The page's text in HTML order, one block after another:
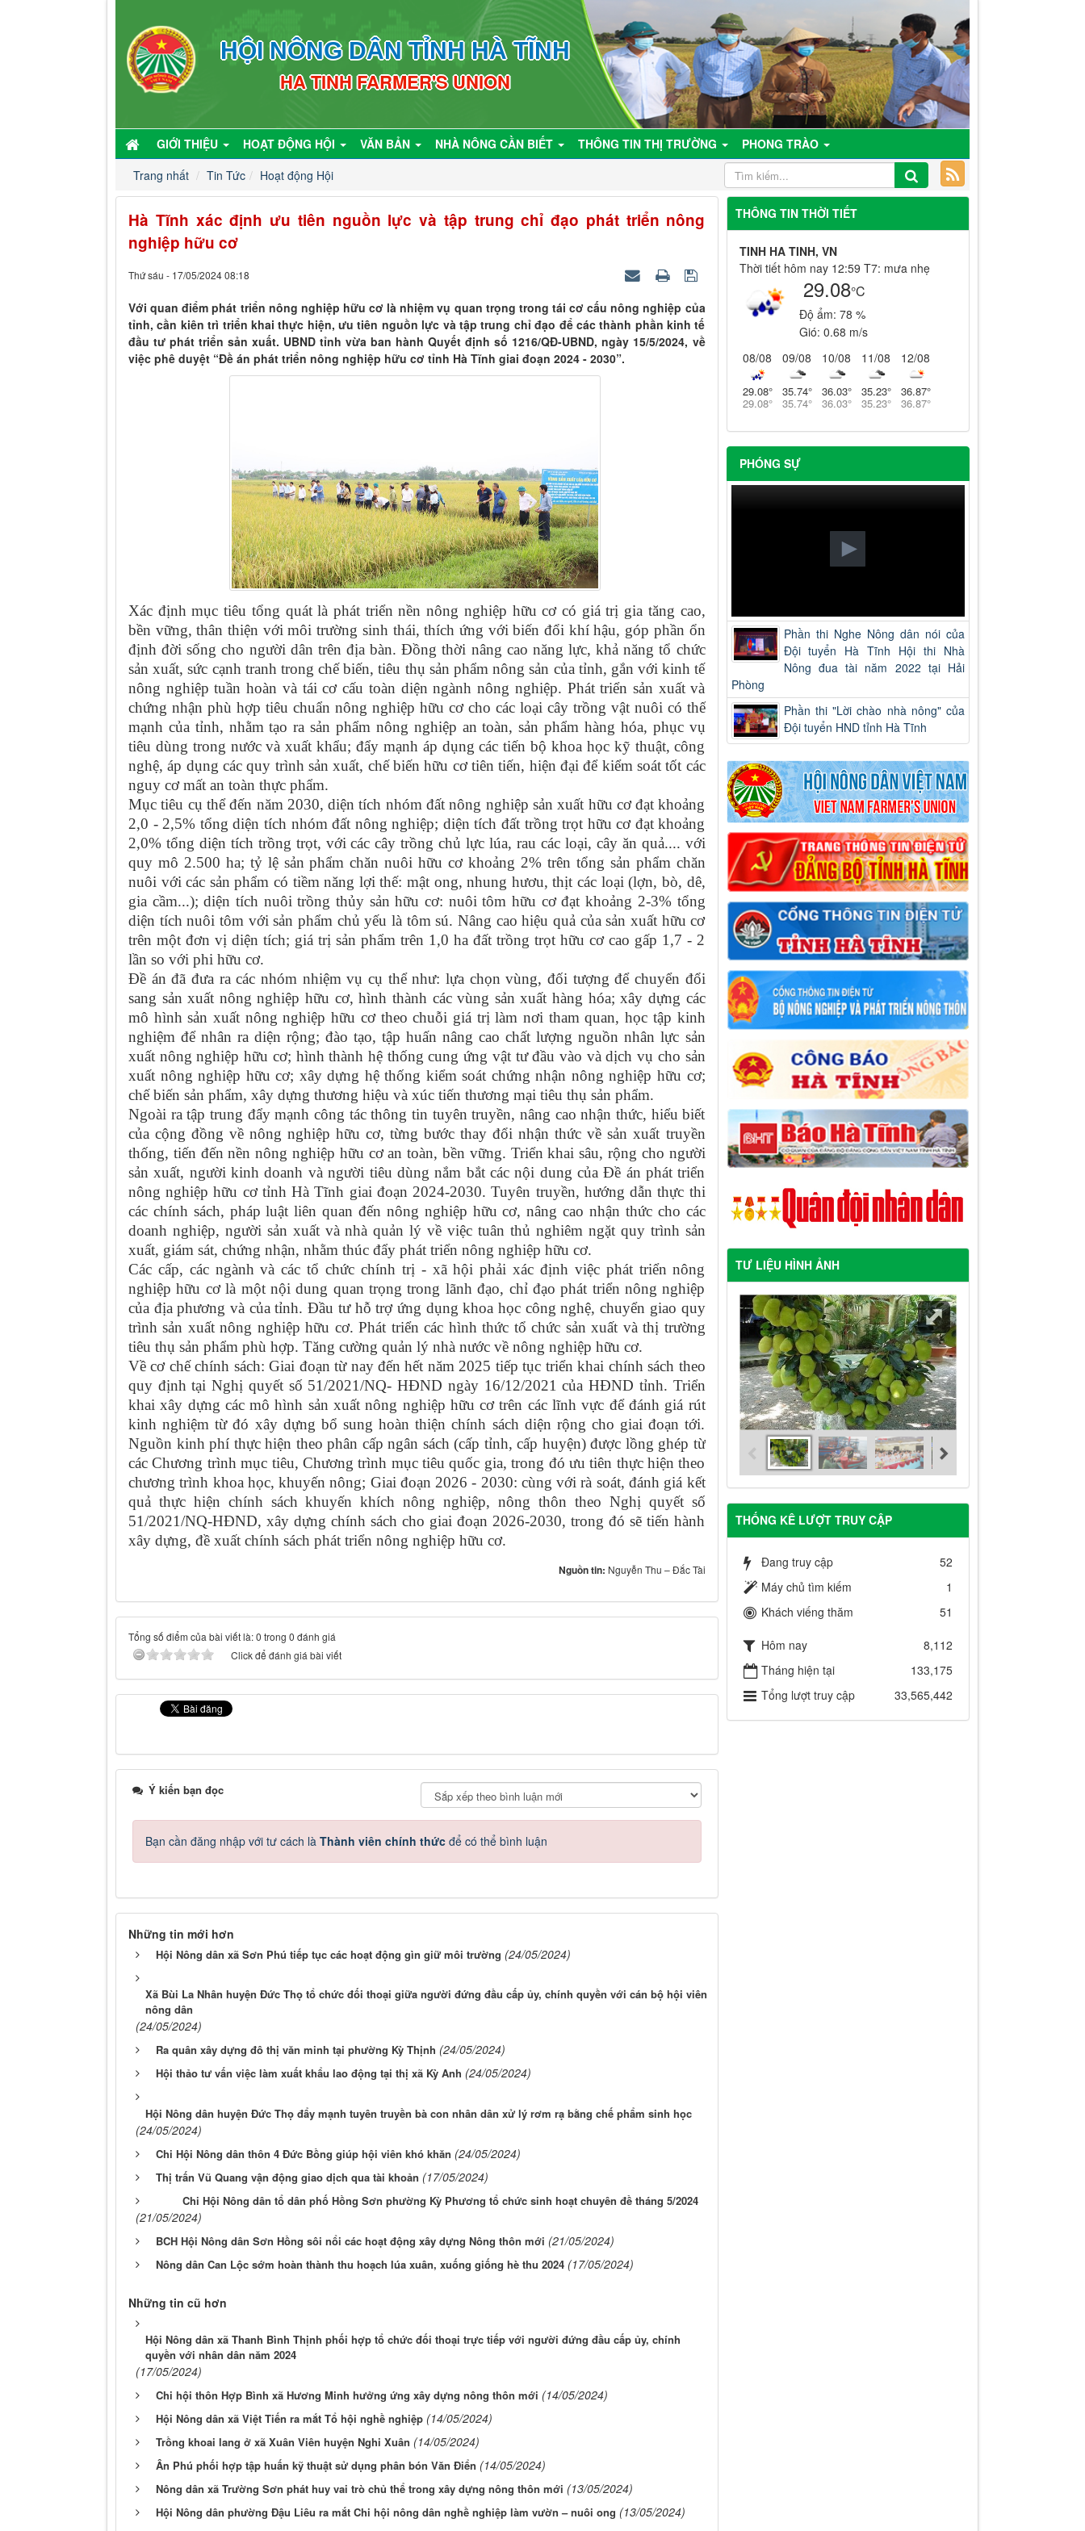
HỘI NÔNG DÂN TỈNH HÀ TĨNH
HA TINH FARMER'S UNION
GIỚI THIỆU HOẠT ĐỘNG HỘI VĂN BẢN NHÀ NÔNG CẦN BIẾT THÔNG TIN THỊ TRƯỜNG
PHONG TRÀO
Trang nhất
Tin Tức Hoạt động Hội
Hà Tĩnh xác định ưu tiên nguồn lực và tập trung chỉ đạo phát triển nông
nghiệp hữu cơ
Thứ sáu - 17/05/2024 08:18
Với quan điểm phát triển nông nghiệp hữu cơ là nhiệm vụ quan trọng trong tái cơ cấu nông nghiệp của
tỉnh, cần kiên trì triển khai thực hiện, ưu tiên nguồn lực và tập trung chỉ đạo để các thành phần kinh tế
đầu tư phát triển sản xuất. UBND tỉnh vừa ban hành Quyết định số 1216/QĐ-UBND, ngày 15/5/2024, về
việc phê duyệt “Đề án phát triển nông nghiệp hữu cơ tỉnh Hà Tĩnh giai đoạn 2024 - 2030”.
Xác định mục tiêu tổng quát là phát triển nền nông nghiệp hữu cơ có giá trị gia tăng cao,
bền vững, thân thiện với môi trường sinh thái, thích ứng với biến đổi khí hậu, góp phần ổn
định đời sống cho người dân trên địa bàn. Đồng thời nâng cao năng lực, khả năng tổ chức
sản xuất, sức cạnh tranh trong chế biến, tiêu thụ sản phẩm nông sản của tỉnh, gắn với kinh tế
nông nghiệp tuần hoàn và tái cơ cấu toàn diện ngành nông nghiệp. Phát triển sản xuất và
chứng nhận phù hợp tiêu chuẩn nông nghiệp hữu cơ cho các loại cây trồng vật nuôi có thế
mạnh của tỉnh, nhằm tạo ra sản phẩm nông nghiệp an toàn, sản phẩm hàng hóa, phục vụ
tiêu dùng trong nước và xuất khẩu; đẩy mạnh áp dụng các tiến bộ khoa học kỹ thuật, công
nghệ, áp dụng các quy trình sản xuất, chế biến hữu cơ tiên tiến, hiện đại để kiểm soát tốt các
nguy cơ mất an toàn thực phẩm.
Mục tiêu cụ thể đến năm 2030, diện tích nhóm đất nông nghiệp sản xuất hữu cơ đạt khoảng
2,0 - 2,5% tổng diện tích nhóm đất nông nghiệp; diện tích đất trồng trọt hữu cơ đạt khoảng
2,0% tổng diện tích trồng trọt, với các cây trồng chủ lực lúa, rau các loại, cây ăn quả.... với
quy mô 2.500 ha; tỷ lệ sản phẩm chăn nuôi hữu cơ khoảng 2% trên tổng sản phẩm chăn
nuôi với các sản phẩm có tiềm năng lợi thế: mật ong, nhung hươu, thịt các loại (lợn, bò, dê,
gia cầm...); diện tích nuôi trồng thủy sản hữu cơ: nuôi tôm hữu cơ đạt khoảng 2-3% tổng
diện tích nuôi tôm với sản phẩm chủ yếu là tôm sú. Nâng cao hiệu quả của sản xuất hữu cơ
trên một đơn vị diện tích; giá trị sản phẩm trên 1,0 ha đất trồng trọt hữu cơ cao gấp 1,7 - 2
lần so với phi hữu cơ.
Đề án đã đưa ra các nhóm nhiệm vụ cụ thể như: lựa chọn vùng, đối tượng để chuyển đổi
sang sản xuất nông nghiệp hữu cơ, hình thành các vùng sản xuất hàng hóa; xây dựng các
mô hình sản xuất nông nghiệp hữu cơ theo chuỗi giá trị làm nơi tham quan, học tập kinh
nghiệm để nhân ra diện rộng; đào tạo, tập huấn nâng cao chất lượng nguồn nhân lực sản
xuất nông nghiệp hữu cơ; hình thành hệ thống cung ứng vật tư đầu vào và dịch vụ cho sản
xuất nông nghiệp hữu cơ; xây dựng hệ thống kiểm soát chứng nhận nông nghiệp hữu cơ;
chế biến sản phẩm, xây dựng thương hiệu và xúc tiến thương mại tiêu thụ sản phẩm.
Ngoài ra tập trung đẩy mạnh công tác thông tin tuyên truyền, nâng cao nhận thức, hiểu biết
của cộng đồng về nông nghiệp hữu cơ, từng bước thay đổi nhận thức về sản xuất truyền
thống, tiến đến nền nông nghiệp hữu cơ an toàn, bền vững. Triển khai sâu, rộng cho người
sản xuất, người kinh doanh và người tiêu dùng nắm bắt các nội dung của Đề án phát triển
nông nghiệp hữu cơ tỉnh Hà Tĩnh giai đoạn 2024-2030. Tuyên truyền, hướng dẫn thực thi
các chính sách, pháp luật liên quan đến nông nghiệp hữu cơ, nâng cao nhận thức cho các
doanh nghiệp, người sản xuất và nhà quản lý về việc tuân thủ nghiêm ngặt quy trình sản
xuất, giám sát, chứng nhận, nhằm thúc đẩy phát triển nông nghiệp hữu cơ.
Các cấp, các ngành và các tổ chức chính trị - xã hội phải xác định việc phát triển nông
nghiệp hữu cơ là một nội dung quan trọng trong lãnh đạo, chỉ đạo phát triển nông nghiệp
của địa phương và của tỉnh. Đầu tư hỗ trợ ứng dụng khoa học công nghệ, chuyển giao quy
trình sản xuất nông nghiệp hữu cơ. Phát triển các hình thức tổ chức sản xuất và thị trường
tiêu thụ sản phẩm phù hợp. Tăng cường quản lý nhà nước về nông nghiệp hữu cơ.
Về cơ chế chính sách: Giai đoạn từ nay đến hết năm 2025 tiếp tục triển khai chính sách theo
quy định tại Nghị quyết số 51/2021/NQ- HĐND ngày 16/12/2021 của HĐND tỉnh. Triển
khai xây dựng các mô hình sản xuất nông nghiệp hữu cơ trên các lĩnh vực để đánh giá rút
kinh nghiệm từ đó xây dựng bổ sung hoàn thiện chính sách diện rộng cho giai đoạn tới.
Nguồn kinh phí thực hiện theo phân cấp ngân sách (cấp tỉnh, cấp huyện) được lồng ghép từ
các Chương trình mục tiêu, Chương trình mục tiêu quốc gia, trong đó ưu tiên thực hiện theo
chương trình khoa học, khuyến nông; Giai đoạn 2026 - 2030: cùng với rà soát, đánh giá kết
quả thực hiện chính sách khuyến khích nông nghiệp, nông thôn theo Nghị quyết số
51/2021/NQ-HĐND, xây dựng chính sách cho giai đoạn 2026-2030, trong đó sẽ tiến hành
xây dựng, đề xuất chính sách phát triển nông nghiệp hữu cơ.
Nguồn tin: Nguyễn Thu – Đắc Tài
Tổng số điểm của bài viết là: 0 trong 0 đánh giá
Click để đánh giá bài viết
Ý kiến bạn đọc
Bạn cần đăng nhập với tư cách là Thành viên chính thức để có thể bình luận
Những tin mới hơn
Hội Nông dân xã Sơn Phú tiếp tục các hoạt động gìn giữ môi trường (24/05/2024)
Xã Bùi La Nhân huyện Đức Thọ tổ chức đối thoại giữa người đứng đầu cấp ủy, chính quyền với cán bộ hội viên
nông dân
(24/05/2024)
Ra quân xây dựng đô thị văn minh tại phường Kỳ Thịnh (24/05/2024)
Hội thảo tư vấn việc làm xuất khẩu lao động tại thị xã Kỳ Anh (24/05/2024)
Hội Nông dân huyện Đức Thọ đẩy mạnh tuyên truyền bà con nhân dân xử lý rơm rạ bằng chế phẩm sinh học
(24/05/2024)
Chi Hội Nông dân thôn 4 Đức Bồng giúp hội viên khó khăn (24/05/2024)
Thị trấn Vũ Quang vận động giao dịch qua tài khoản (17/05/2024)
Chi Hội Nông dân tổ dân phố Hồng Sơn phường Kỳ Phương tổ chức sinh hoạt chuyên đề tháng 5/2024
(21/05/2024)
BCH Hội Nông dân Sơn Hồng sôi nổi các hoạt động xây dựng Nông thôn mới (21/05/2024)
Nông dân Can Lộc sớm hoàn thành thu hoạch lúa xuân, xuống giống hè thu 2024 (17/05/2024)
Những tin cũ hơn
Hội Nông dân xã Thanh Bình Thịnh phối hợp tổ chức đối thoại trực tiếp với người đứng đầu cấp ủy, chính
quyền với nhân dân năm 2024
(17/05/2024)
Chi hội thôn Hợp Bình xã Hương Minh hưởng ứng xây dựng nông thôn mới (14/05/2024)
Hội Nông dân xã Việt Tiến ra mắt Tổ hội nghề nghiệp (14/05/2024)
Trồng khoai lang ở xã Xuân Viên huyện Nghi Xuân (14/05/2024)
Ân Phú phối hợp tập huấn kỹ thuật sử dụng phân bón Văn Điển (14/05/2024)
Nông dân xã Trường Sơn phát huy vai trò chủ thể trong xây dựng nông thôn mới (13/05/2024)
Hội Nông dân phường Đậu Liêu ra mắt Chi hội nông dân nghề nghiệp làm vườn – nuôi ong (13/05/2024)
THÔNG TIN THỜI TIẾT
TINH HA TINH, VN
Thời tiết hôm nay 12:59 T7: mưa nhẹ
29.08°C
Độ ẩm: 78 %
Gió: 0.68 m/s
08/08
29.08°
29.08°
09/08
35.74°
35.74°
10/08
36.03°
36.03°
11/08
35.23°
35.23°
12/08
36.87°
36.87°
PHÓNG SỰ
Phần thi Nghe Nông dân nói của
Đội tuyển Hà Tĩnh Hội thi Nhà
Nông đua tài năm 2022 tại Hải
Phòng
Phần thi "Lời chào nhà nông" của
Đội tuyển HND tỉnh Hà Tĩnh
TƯ LIỆU HÌNH ẢNH
THỐNG KÊ LƯỢT TRUY CẬP
Đang truy cập
52
Máy chủ tìm kiếm
1
Khách viếng thăm
51
Hôm nay
8,112
Tháng hiện tại
133,175
Tổng lượt truy cập
33,565,442